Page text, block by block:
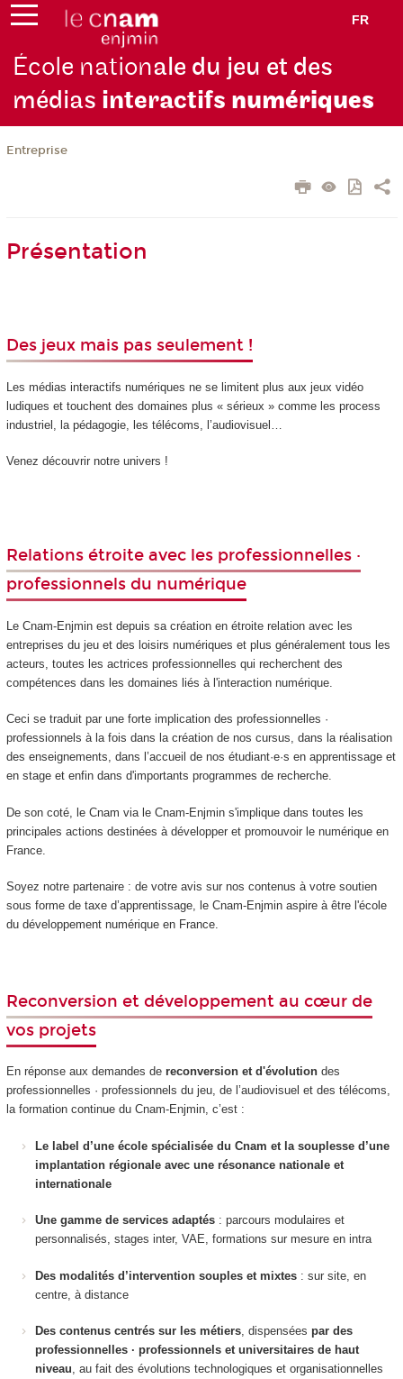
FR
École nationale du jeu et des
médias interactifs numériques
Entreprise
Présentation
Des jeux mais pas seulement !
Les médias interactifs numériques ne se limitent plus aux jeux vidéo
ludiques et touchent des domaines plus « sérieux » comme les process
industriel, la pédagogie, les télécoms, l’audiovisuel…
Venez découvrir notre univers !
Relations étroite avec les professionnelles ·
professionnels du numérique
Le Cnam-Enjmin est depuis sa création en étroite relation avec les
entreprises du jeu et des loisirs numériques et plus généralement tous les
acteurs, toutes les actrices professionnelles qui recherchent des
compétences dans les domaines liés à l'interaction numérique.
Ceci se traduit par une forte implication des professionnelles ·
professionnels à la fois dans la création de nos cursus, dans la réalisation
des enseignements, dans l’accueil de nos étudiant·e·s en apprentissage et
en stage et enfin dans d'importants programmes de recherche.
De son coté, le Cnam via le Cnam-Enjmin s'implique dans toutes les
principales actions destinées à développer et promouvoir le numérique en
France.
Soyez notre partenaire : de votre avis sur nos contenus à votre soutien
sous forme de taxe d’apprentissage, le Cnam-Enjmin aspire à être l'école
du développement numérique en France.
Reconversion et développement au cœur de
vos projets
En réponse aux demandes de reconversion et d'évolutiondes
professionnelles · professionnels du jeu, de l’audiovisuel et des télécoms,
la formation continue du Cnam-Enjmin, c’est :
Le label d’une école spécialisée du Cnam et la souplesse d’une
implantation régionale avec une résonance nationale et
internationale
Une gamme de services adaptés : parcours modulaires et
personnalisés, stages inter, VAE, formations sur mesure en intra
Des modalités d’intervention souples et mixtes : sur site, en
centre, à distance
Des contenus centrés sur les métiers, dispensées par des
professionnelles · professionnels et universitaires de haut
niveau, au fait des évolutions technologiques et organisationnelles